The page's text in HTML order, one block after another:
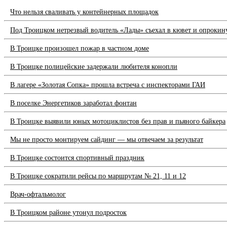
Что нельзя сваливать у контейнерных площадок
Под Троицком нетрезвый водитель «Лады» съехал в кювет и
В Троицке произошел пожар в частном доме
В Троицке полицейские задержали любителя конопли
В лагере «Золотая Сопка» прошла встреча с инспекторами ГАИ
В поселке Энергетиков заработал фонтан
В Троицке выявили юных мотоциклистов без прав и пьяного байкера
Мы не просто монтируем сайдинг — мы отвечаем за результат
В Троицке состоится спортивный праздник
В Троицке сократили рейсы по маршрутам № 21, 11 и 12
Врач-офтальмолог
В Троицком районе утонул подросток